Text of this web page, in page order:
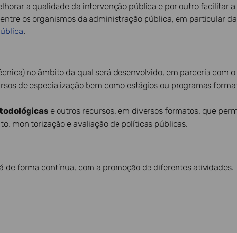
a qualidade da intervenção pública e por outro facilitar
os organismos da administração pública, em particular da
.
no âmbito da qual será desenvolvido, em parceria com
de especialização bem como estágios ou programas
e outros recursos, em diversos formatos, que
monitorização e avaliação de políticas públicas.
forma contínua, com a promoção de diferentes atividades.